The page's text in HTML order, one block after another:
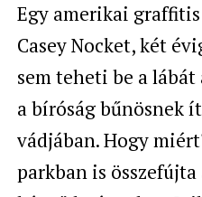
Egy amerikai
Casey Nocket, két
sem teheti be a
a bíróság bűnösnek
vádjában. Hogy
parkban is